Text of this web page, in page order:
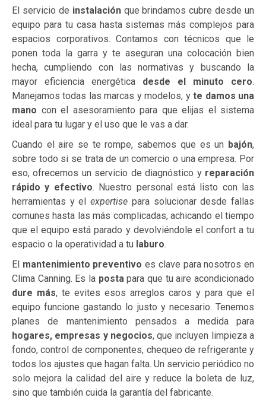
El servicio de instalaciónque brindamos cubre desde un
equipo para tu casa hasta sistemas más complejos para
espacios corporativos. Contamos con técnicos que le
ponen toda la garra y te aseguran una colocación bien
hecha, cumpliendo con las normativas y buscando la
mayor eficiencia energética desde el minuto cero.
Manejamos todas las marcas y modelos, yte damos una
mano con el asesoramiento para que elijas el sistema
ideal para tu lugar y el uso que le vas a dar.
Cuando el aire se te rompe, sabemos que es un bajón,
sobre todo si se trata de un comercio o una empresa. Por
eso, ofrecemos un servicio de diagnóstico y reparación
rápido y efectivo. Nuestro personal está listo con las
herramientas y elexpertise para solucionar desde fallas
comunes hasta las más complicadas, achicando el tiempo
que el equipo está parado y devolviéndole el confort a tu
espacio o la operatividad a tu laburo.
El mantenimiento preventivo es clave para nosotros en
Clima Canning. Es la postapara que tu aire acondicionado
dure más, te evites esos arreglos caros y para que el
equipo funcione gastando lo justo y necesario. Tenemos
planes de mantenimiento pensados a medida para
hogares, empresas y negocios, que incluyen limpieza a
fondo, control de componentes, chequeo de refrigerante y
todos los ajustes que hagan falta. Un servicio periódico no
solo mejora la calidad del aire y reduce la boleta de luz,
sino que también cuida la garantía del fabricante.